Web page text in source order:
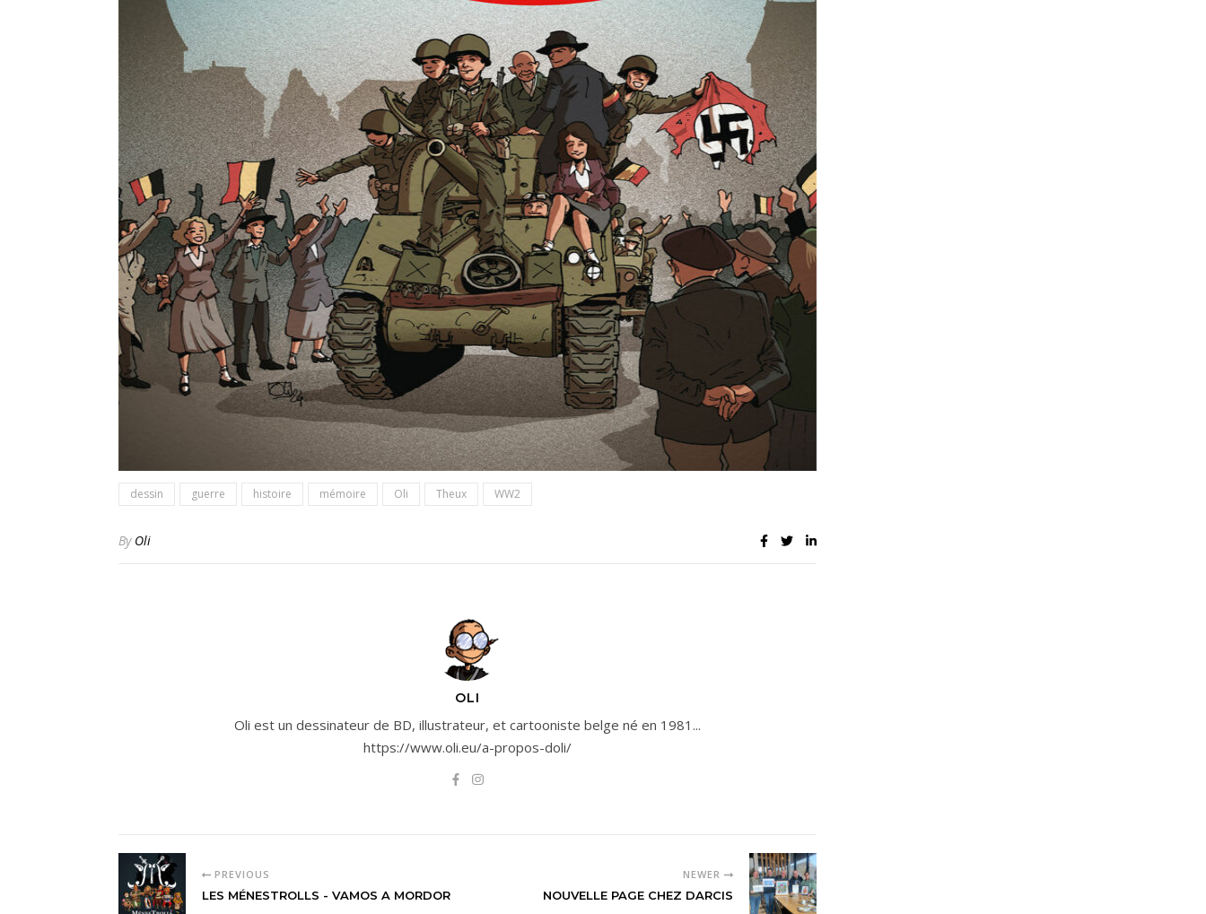
dessin guerre histoire mémoire Oli Theux WW2
By Oli
OLI
Oli est un dessinateur de BD, illustrateur, et cartooniste belge né en 1981...
https://www.oli.eu/a-propos-doli/
PREVIOUS
LES MÉNESTROLLS - VAMOS A MORDOR
NEWER
NOUVELLE PAGE CHEZ DARCIS